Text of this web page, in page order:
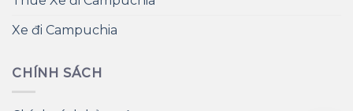
Xe đi Campuchia
CHÍNH SÁCH